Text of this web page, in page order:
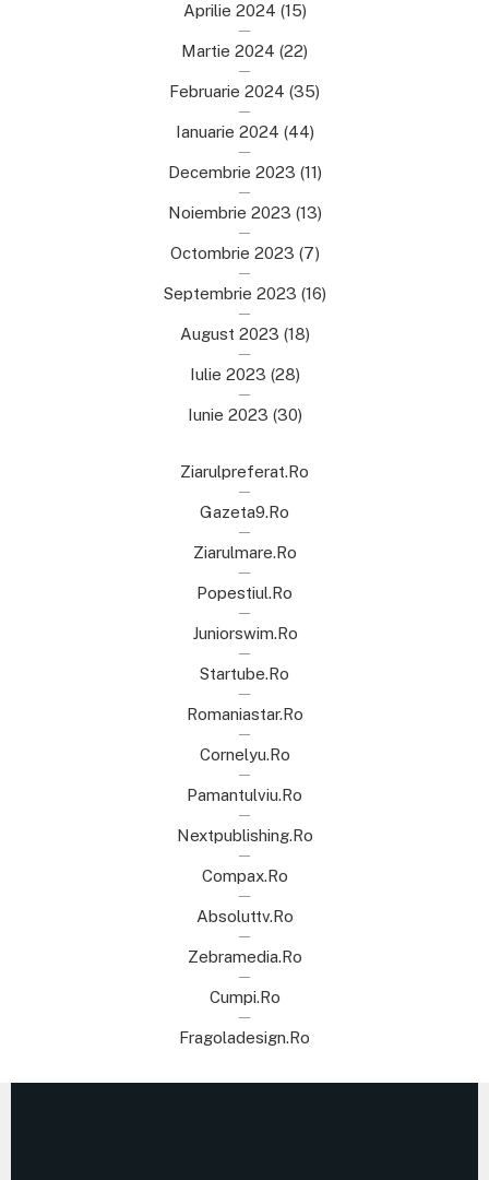
Aprilie 2024 (15)
Martie 2024 (22)
Februarie 2024 (35)
Ianuarie 2024 (44)
Decembrie 2023 (11)
Noiembrie 2023 (13)
Octombrie 2023 (7)
Septembrie 2023 (16)
August 2023 (18)
Iulie 2023 (28)
Iunie 2023 (30)
Ziarulpreferat.ro
Gazeta9.ro
Ziarulmare.ro
Popestiul.ro
Juniorswim.ro
Startube.ro
Romaniastar.ro
Cornelyu.ro
Pamantulviu.ro
Nextpublishing.ro
Compax.ro
Absoluttv.ro
Zebramedia.ro
Cumpi.ro
Fragoladesign.ro